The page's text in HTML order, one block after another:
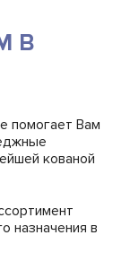
В
помогает Вам
кованой
назначения в